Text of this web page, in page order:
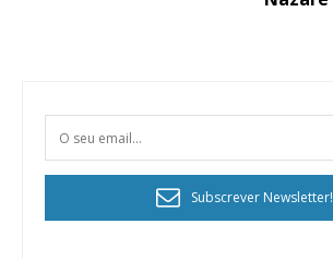
Subscrever Newsletter!